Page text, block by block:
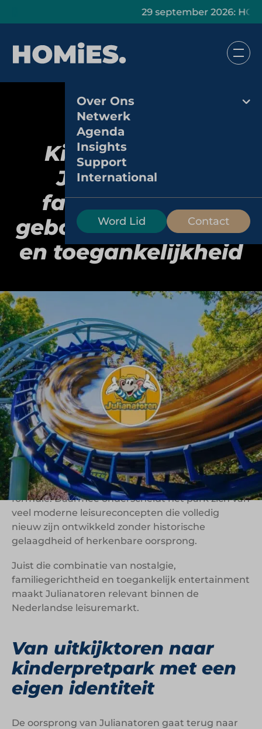
29 september 2026: HOMiES
Over Ons
Netwerk
Agenda
Insights
Support
International
Word Lid Contact
Kinderpretpark
Julianatoren:
familiepretpark
gebouwd op historie
en toegankelijkheid
Kinderpretpark Julianatoren is uitgegroeid tot
een bekende leisurebestemming voor gezinnen
met jonge kinderen. Wat ooit begon rondom de
Prinses Juliana Toren op de Veluwe, ontwikkelde
zich in de loop der jaren tot een pretpark waarin
familiebeleving, herkenbaarheid en toegankelijk
plezier centraal staan.
Interessant aan Julianatoren is dat de historie van
de locatie nog altijd zichtbaar onderdeel is van de
identiteit van het park. De iconische toren vormt
letterlijk en figuurlijk het middelpunt van de
formule. Daarmee onderscheidt het park zich van
veel moderne leisureconcepten die volledig
nieuw zijn ontwikkeld zonder historische
gelaagdheid of herkenbare oorsprong.
Juist die combinatie van nostalgie,
familiegerichtheid en toegankelijk entertainment
maakt Julianatoren relevant binnen de
Nederlandse leisuremarkt.
Van uitkijktoren naar
kinderpretpark met een
eigen identiteit
De oorsprong van Julianatoren gaat terug naar